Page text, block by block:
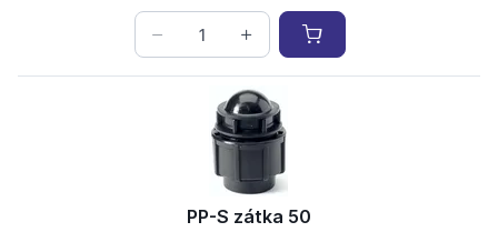
PP-S zátka 50